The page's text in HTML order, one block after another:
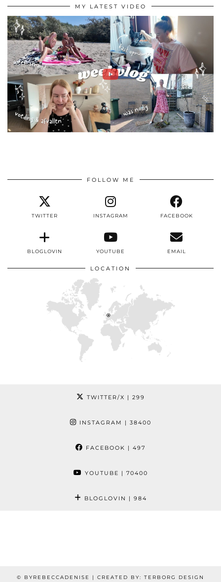
MY LATEST VIDEO
FOLLOW ME
TWITTER INSTAGRAM FACEBOOK
BLOGLOVIN YOUTUBE EMAIL
LOCATION
TWITTER/X | 299
INSTAGRAM | 38400
FACEBOOK | 497
YOUTUBE | 70400
BLOGLOVIN | 984
© BYREBECCADENISE | CREATED BY: TERBORG DESIGN